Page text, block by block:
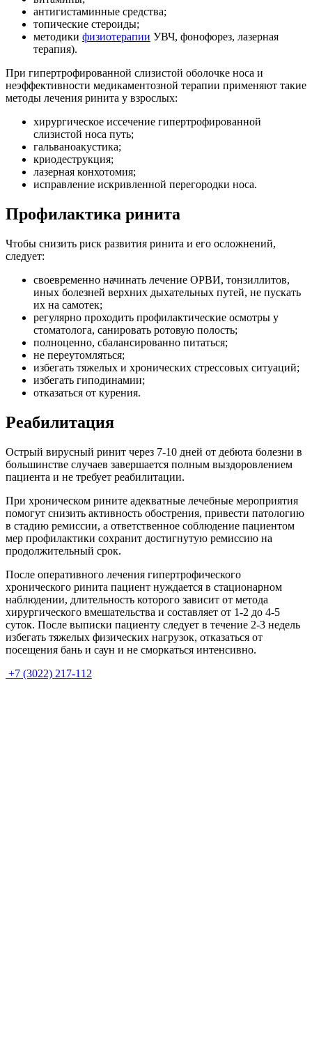
антигистаминные средства;
топические стероиды;
методики физиотерапии УВЧ, фонофорез, лазерная
терапия).
При гипертрофированной слизистой оболочке носа и
неэффективности медикаментозной терапии применяют такие
методы лечения ринита у взрослых:
хирургическое иссечение гипертрофированной
слизистой носа путь;
гальваноакустика;
криодеструкция;
лазерная конхотомия;
исправление искривленной перегородки носа.
Профилактика ринита
Чтобы снизить риск развития ринита и его осложнений,
следует:
своевременно начинать лечение ОРВИ, тонзиллитов,
иных болезней верхних дыхательных путей, не пускать
их на самотек;
регулярно проходить профилактические осмотры у
стоматолога, санировать ротовую полость;
полноценно, сбалансированно питаться;
не переутомляться;
избегать тяжелых и хронических стрессовых ситуаций;
избегать гиподинамии;
отказаться от курения.
Реабилитация
Острый вирусный ринит через 7-10 дней от дебюта болезни в
большинстве случаев завершается полным выздоровлением
пациента и не требует реабилитации.
При хроническом рините адекватные лечебные мероприятия
помогут снизить активность обострения, привести патологию
в стадию ремиссии, а ответственное соблюдение пациентом
мер профилактики сохранит достигнутую ремиссию на
продолжительный срок.
После оперативного лечения гипертрофического
хронического ринита пациент нуждается в стационарном
наблюдении, длительность которого зависит от метода
хирургического вмешательства и составляет от 1-2 до 4-5
суток. После выписки пациенту следует в течение 2-3 недель
избегать тяжелых физических нагрузок, отказаться от
посещения бань и саун и не сморкаться интенсивно.
+7 (3022) 217-112